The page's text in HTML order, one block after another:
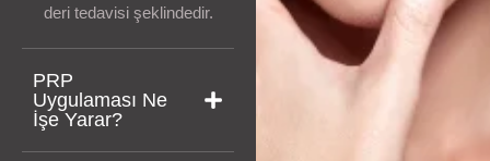
deri tedavisi şeklindedir.
PRP
Uygulaması Ne
İşe Yarar?